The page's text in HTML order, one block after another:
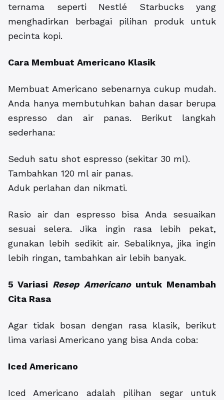
ternama seperti Nestlé Starbucks yang
menghadirkan berbagai pilihan produk untuk
pecinta kopi.
Cara Membuat Americano Klasik
Membuat Americano sebenarnya cukup mudah.
Anda hanya membutuhkan bahan dasar berupa
espresso dan air panas. Berikut langkah
sederhana:
Seduh satu shot espresso (sekitar 30 ml).
Tambahkan 120 ml air panas.
Aduk perlahan dan nikmati.
Rasio air dan espresso bisa Anda sesuaikan
sesuai selera. Jika ingin rasa lebih pekat,
gunakan lebih sedikit air. Sebaliknya, jika ingin
lebih ringan, tambahkan air lebih banyak.
5 Variasi Resep Americanountuk Menambah
Cita Rasa
Agar tidak bosan dengan rasa klasik, berikut
lima variasi Americano yang bisa Anda coba:
Iced Americano
Iced Americano adalah pilihan segar untuk